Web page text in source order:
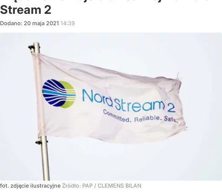
Stream 2
Dodano: 20 maja 2021 14:39
fot. zdjęcie ilustracyjne Źródło: PAP / CLEMENS BILAN